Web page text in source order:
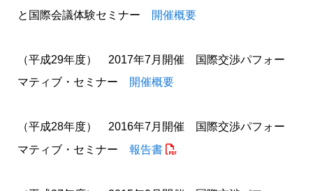
と国際会議体験セミナー 開催概要
（平成29年度） 2017年7月開催 国際交渉パフォー
マティブ・セミナー 開催概要
（平成28年度） 2016年7月開催 国際交渉パフォー
マティブ・セミナー 報告書